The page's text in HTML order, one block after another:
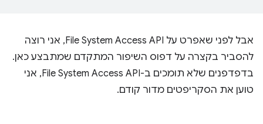
אבל לפני שאפרט על File System Access API, אני רוצה
להסביר בקצרה על דפוס השיפור המתקדם שמתבצע כאן.
בדפדפנים שלא תומכים ב-File System Access API, אני
טוען את הסקריפטים מדור קודם.